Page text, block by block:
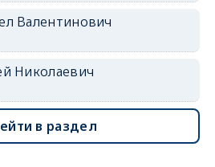
Валентинович
Николаевич
в раздел